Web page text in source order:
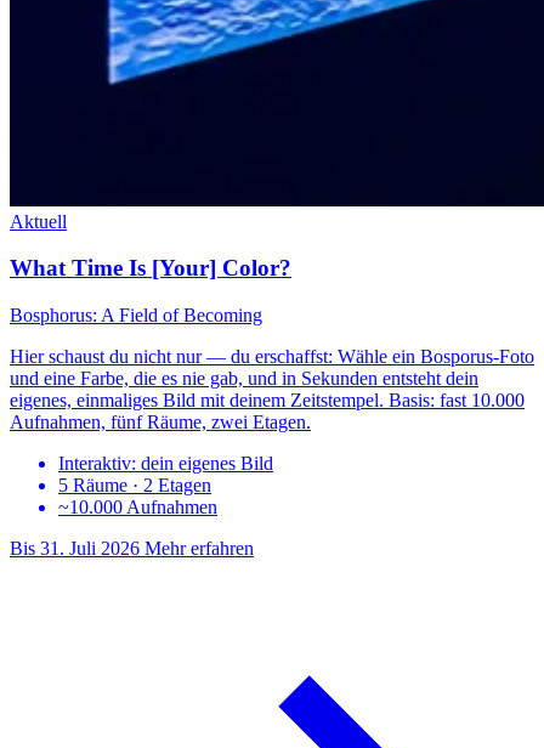
Aktuell
What Time Is [Your] Color?
Bosphorus: A Field of Becoming
Hier schaust du nicht nur — du erschaffst: Wähle ein Bosporus-Foto
und eine Farbe, die es nie gab, und in Sekunden entsteht dein
eigenes, einmaliges Bild mit deinem Zeitstempel. Basis: fast 10.000
Aufnahmen, fünf Räume, zwei Etagen.
Interaktiv: dein eigenes Bild
5 Räume · 2 Etagen
~10.000 Aufnahmen
Bis 31. Juli 2026 Mehr erfahren